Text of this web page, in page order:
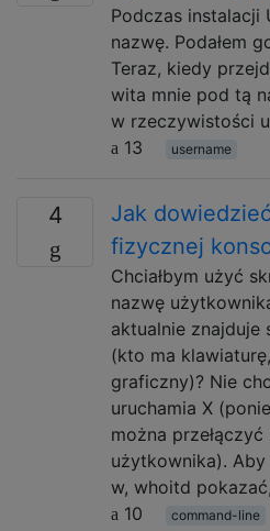
Podczas instalacji
nazwę. Podałem
Teraz, kiedy
wita mnie pod tą
w rzeczywistości
13
username
4
Jak
fizycznej
Chciałbym użyć
nazwę
aktualnie znajduje
(kto ma
graficzny)? Nie
uruchamia X
można
użytkownika).
w, whoitd
10
command-line